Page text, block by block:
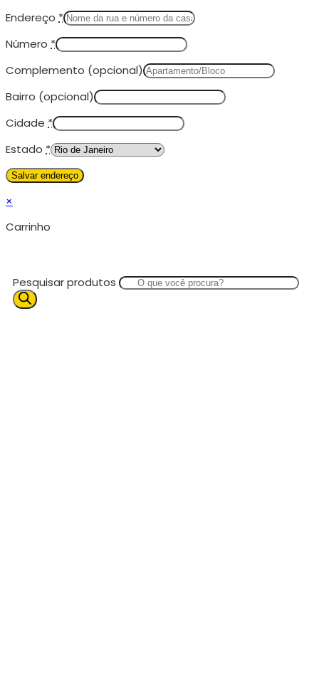
Endereço *
Número *
Complemento (opcional)
Bairro (opcional)
Cidade *
Estado *
×
Carrinho
Pesquisar produtos